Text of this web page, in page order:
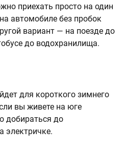
приехать просто на один
автомобиле без пробок
вариант — на поезде до
до водохранилища.
для короткого зимнего
вы живете на юге
добираться до
электричке.